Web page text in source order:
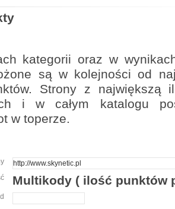
kategorii oraz w
są w kolejności od
Strony z największą
i w całym katalogu
w toperze.
Multikody ( ilość punktów